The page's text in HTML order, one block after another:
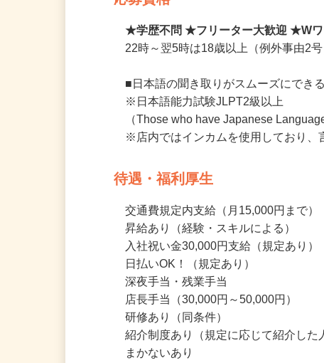
応募資格
22時～翌5時は18歳以上（例外事由2
■日本語の聞き取りがスムーズにで
※日本語能力試験JLPT2級以上
※店内ではインカムを使用しており
待遇・福利厚生
交通費規定内支給（月15,000円まで）
昇給あり（経験・スキルによる）
入社祝い金30,000円支給（規定あり）
日払いOK！（規定あり）
深夜手当・残業手当
店長手当（30,000円～50,000円）
研修あり（同条件）